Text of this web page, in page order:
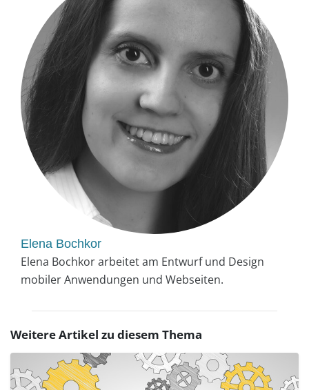
Elena Bochkor
Elena Bochkor arbeitet am Entwurf und Design
mobiler Anwendungen und Webseiten.
Weitere Artikel zu diesem Thema